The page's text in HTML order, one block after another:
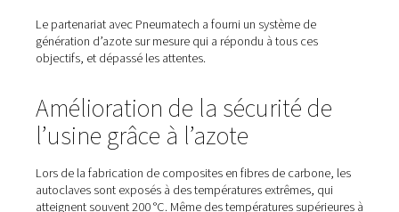
Contactez nos experts en azote dès
Pourquoi passer à la
de gaz sur site ?
Après des années d’utilisation du gaz cryogénique,
identifié des objectifs clés pour améliorer sa